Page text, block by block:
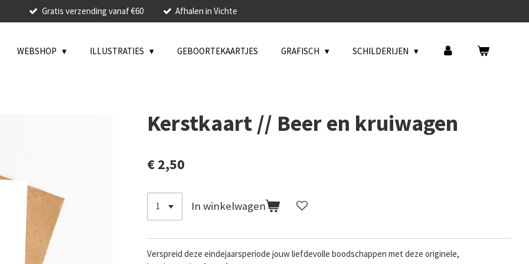
Gratis verzending vanaf €60 Afhalen in Vichte
WEBSHOP ILLUSTRATIES GEBOORTEKAARTJES GRAFISCH SCHILDERIJEN
Kerstkaart // Beer en kruiwagen
€ 2,50
In winkelwagen
Verspreid deze eindejaarsperiode jouw liefdevolle boodschappen met deze originele,